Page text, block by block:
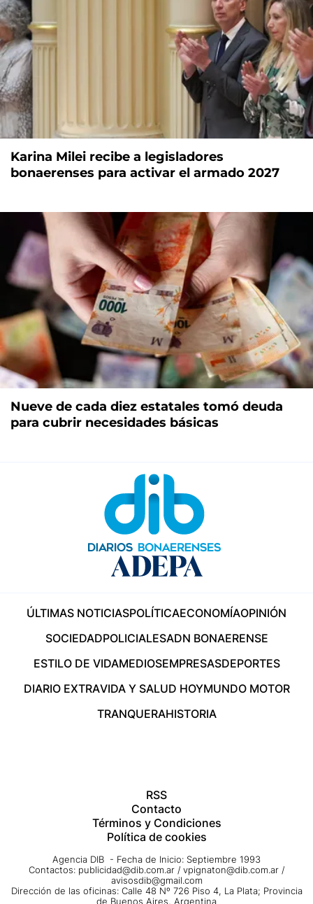
Karina Milei recibe a legisladores
bonaerenses para activar el armado 2027
Nueve de cada diez estatales tomó deuda
para cubrir necesidades básicas
ÚLTIMAS NOTICIASPOLÍTICAECONOMÍAOPINIÓN
SOCIEDADPOLICIALESADN BONAERENSE
ESTILO DE VIDAMEDIOSEMPRESASDEPORTES
DIARIO EXTRAVIDA Y SALUD HOYMUNDO MOTOR
TRANQUERAHISTORIA
RSS
Contacto
Términos y Condiciones
Política de cookies
Agencia DIB - Fecha de Inicio: Septiembre 1993
Contactos: publicidad@dib.com.ar / vpignaton@dib.com.ar /
avisosdib@gmail.com
Dirección de las oficinas: Calle 48 Nº 726 Piso 4, La Plata; Provincia
de Buenos Aires, Argentina